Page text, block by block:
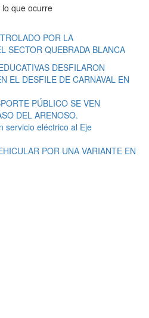
que ocurre
POR LA
SECTOR QUEBRADA BLANCA
DESFILARON
EL DESFILE DE CARNAVAL EN
PÚBLICO SE VEN
DEL ARENOSO.
servicio eléctrico al Eje
POR UNA VARIANTE EN